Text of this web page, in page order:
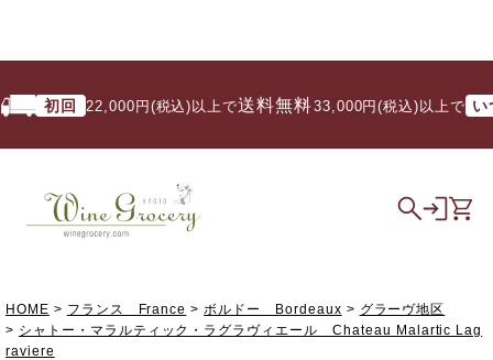
初回 22,000円(税込)以上で 送料無料/ 33,000円(税込)以上で いつ
HOME フランス France ボルドー Bordeaux
グラーヴ地区
シャトー・マラルティック・ラグラヴィエール Chateau Malartic Lag
raviere